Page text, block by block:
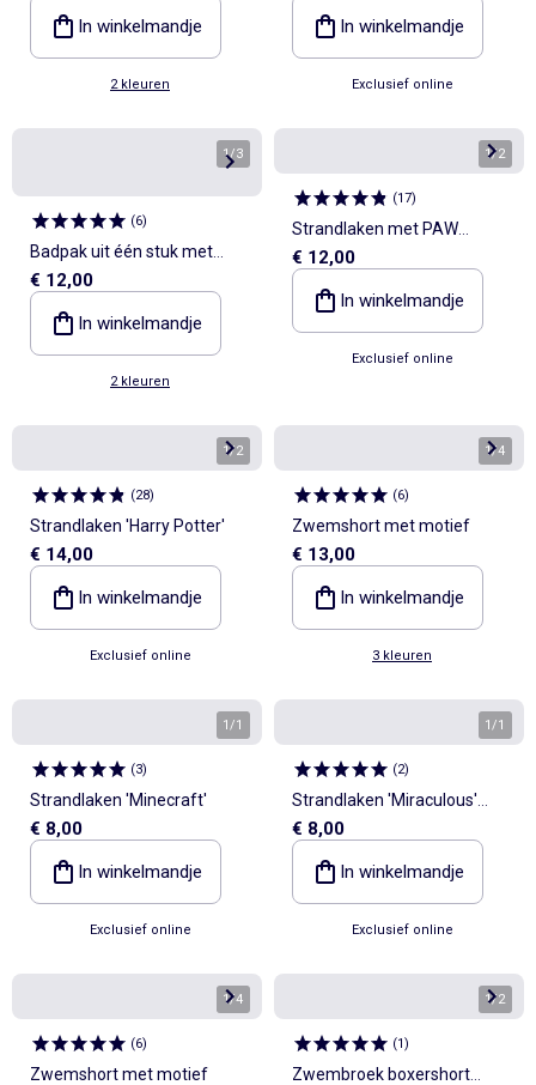
In winkelmandje
2 kleuren
In winkelmandje
Exclusief online
1/3
(6)
Badpak uit één stuk met
strikken op de schouders
€ 12,00
In winkelmandje
2 kleuren
1/2
(17)
Strandlaken met PAW
Patrol-print
€ 12,00
In winkelmandje
Exclusief online
1/2
(28)
Strandlaken 'Harry Potter'
€ 14,00
In winkelmandje
Exclusief online
1/4
(6)
Zwemshort met motief
€ 13,00
In winkelmandje
3 kleuren
1 /1
(3)
Strandlaken 'Minecraft'
€ 8,00
In winkelmandje
Exclusief online
1 /1
(2)
Strandlaken 'Miraculous'
70x140 cm
€ 8,00
In winkelmandje
Exclusief online
1/4
(6)
Zwemshort met motief
1/2
(1)
Zwembroek boxershort